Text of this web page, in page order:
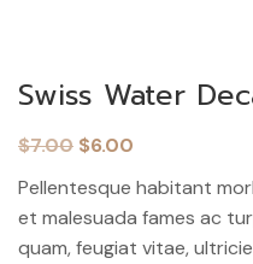
Swiss Water
$7.00 Ursprünglicher
war:
$6.00
Pellentesque habitant
et malesuada fames ac
quam, feugiat vitae,